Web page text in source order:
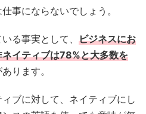
事にならないでしょう。
る事実として、 ビジネスにお
イティブは78%と大多数を
ります。
ブに対して、ネイティブにし